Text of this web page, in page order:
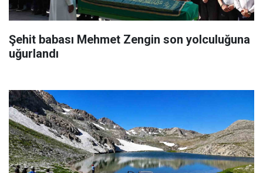
Şehit babası Mehmet Zengin son yolculuğuna
uğurlandı